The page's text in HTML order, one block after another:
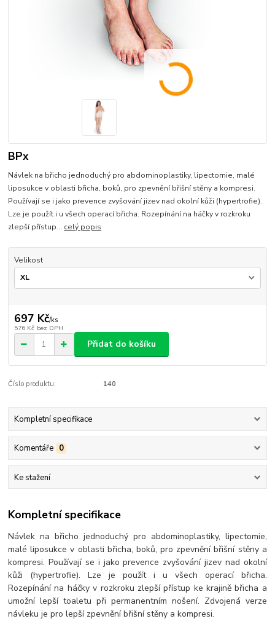
BPx
Návlek na břicho jednoduchý pro abdominoplastiky, lipectomie, malé
liposukce v oblasti břicha, boků, pro zpevnění břišní stěny a kompresi.
Používají se i jako prevence zvyšování jizev nad okolní kůži (hypertrofie).
Lze je použít i u všech operací břicha. Rozepínání na háčky v rozkroku
zlepší přístup... celý popis
Velikost
697 Kč/ks
576 Kč bez DPH
Přidat do košíku
Číslo produktu: 140
Kompletní specifikace
Komentáře 0
Ke stažení
Kompletní specifikace
Návlek na břicho jednoduchý pro abdominoplastiky, lipectomie,
malé liposukce v oblasti břicha, boků, pro zpevnění břišní stěny a
kompresi. Používají se i jako prevence zvyšování jizev nad okolní
kůži (hypertrofie). Lze je použít i u všech operací břicha.
Rozepínání na háčky v rozkroku zlepší přístup ke krajině břicha a
umožní lepší toaletu při permanentním nošení. Zdvojená verze
návleku je pro lepší zpevnění břišní stěny a kompresi.